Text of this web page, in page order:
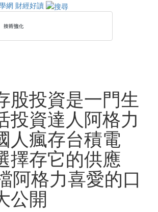
網 財經好讀
股投資是一門生
投資達人阿格力
人瘋存台積電
擇存它的供應
阿格力喜愛的口
公開